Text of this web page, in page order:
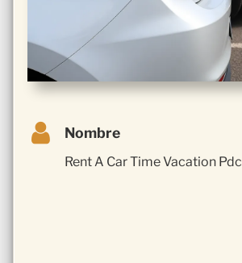
Nombre
Rent A Car Time Vacation Pdc